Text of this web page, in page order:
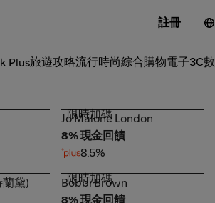
註冊
Plus旅遊攻略流行時尚綜合購物電子3C
Jo Malone London
限時加碼
Jo Malone London
8% 現金回饋
8.5%
蘭黛)
蘭黛)
Bobbi Brown
限時加碼
Bobbi Brown
8% 現金回饋